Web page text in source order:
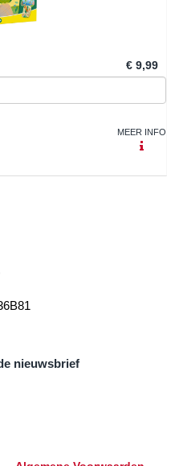
€ 9,99
MEER INFO
nieuwsbrief